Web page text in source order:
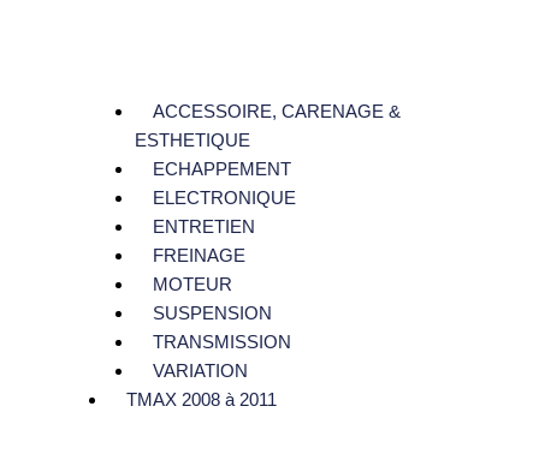
ACCESSOIRE, CARENAGE &
ESTHETIQUE
ECHAPPEMENT
ELECTRONIQUE
ENTRETIEN
FREINAGE
MOTEUR
SUSPENSION
TRANSMISSION
VARIATION
TMAX 2008 à 2011